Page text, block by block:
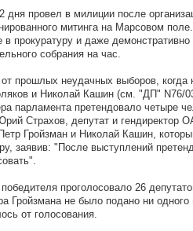
дня провел в милиции после
митинга на Марсовом
в прокуратуру и даже демонстративно
собрания на час.
прошлых неудачных выборов, когда
и Николай Кашин (см. "ДП" N76/
парламента претендовало четыре
Страхов, депутат и гендиректор
Гройзман и Николай Кашин,
заявив: "После выступлений
победителя проголосовало 26
Гройзмана не было подано ни одного
от голосования.